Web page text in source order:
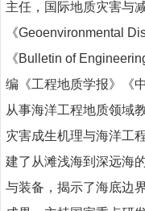
主任，国际地质灾害与
《Geoenvironmental
《Bulletin of
编《工程地质学报》《
从事海洋工程地质领域
灾害成生机理与海洋工
建了从滩浅海到深远海
与装备 ，揭示了海底边